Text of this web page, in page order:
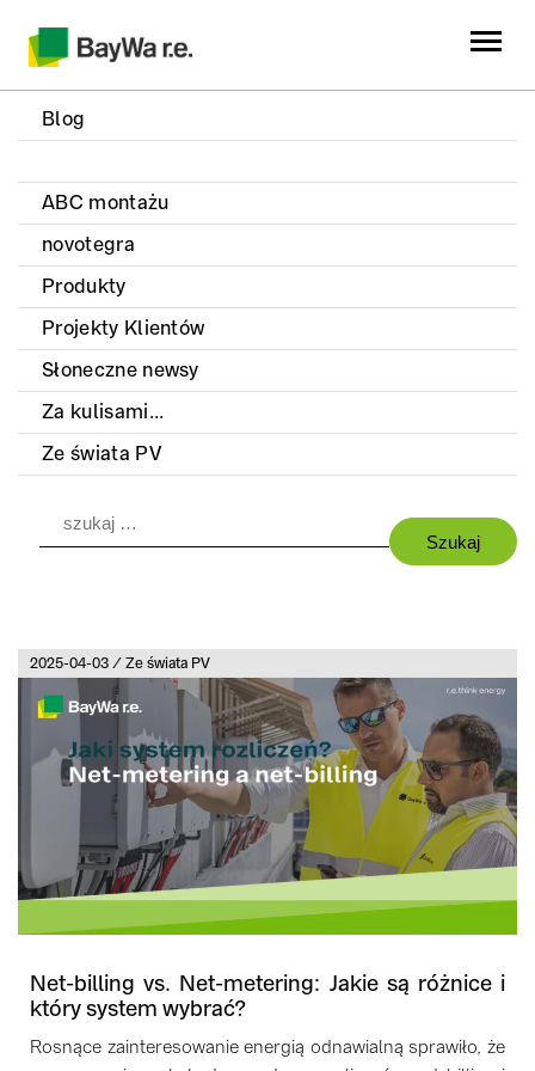
Blog
ABC montażu
novotegra
Produkty
Projekty Klientów
Słoneczne newsy
Za kulisami...
Ze świata PV
Szukaj:
2025-04-03 / Ze świata PV
Net-billing vs. Net-metering: Jakie są różnice i
który system wybrać?
Rosnące zainteresowanie energią odnawialną sprawiło, że